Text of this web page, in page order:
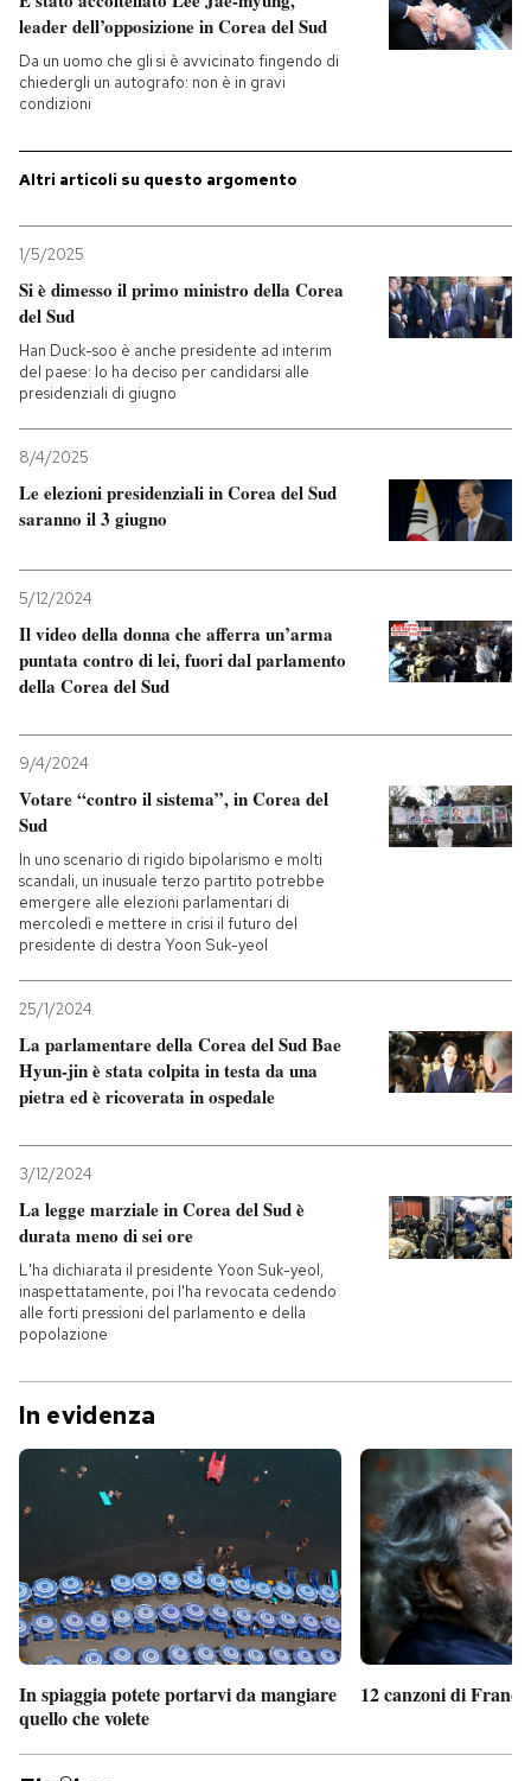
leader dell’opposizione in Corea del Sud
Da un uomo che gli si è avvicinato fingendo di
chiedergli un autografo: non è in gravi
condizioni
Altri articoli su questo argomento
1/5/2025
Si è dimesso il primo ministro della Corea
del Sud
Han Duck-soo è anche presidente ad interim
del paese: lo ha deciso per candidarsi alle
presidenziali di giugno
8/4/2025
Le elezioni presidenziali in Corea del Sud
saranno il 3 giugno
5/12/2024
Il video della donna che afferra un’arma
puntata contro di lei, fuori dal parlamento
della Corea del Sud
9/4/2024
Votare “contro il sistema”, in Corea del
Sud
In uno scenario di rigido bipolarismo e molti
scandali, un inusuale terzo partito potrebbe
emergere alle elezioni parlamentari di
mercoledì e mettere in crisi il futuro del
presidente di destra Yoon Suk-yeol
25/1/2024
La parlamentare della Corea del Sud Bae
Hyun-jin è stata colpita in testa da una
pietra ed è ricoverata in ospedale
3/12/2024
La legge marziale in Corea del Sud è
durata meno di sei ore
L'ha dichiarata il presidente Yoon Suk-yeol,
inaspettatamente, poi l'ha revocata cedendo
alle forti pressioni del parlamento e della
popolazione
In evidenza
In spiaggia potete portarvi da mangiare
quello che volete
12 canzoni di